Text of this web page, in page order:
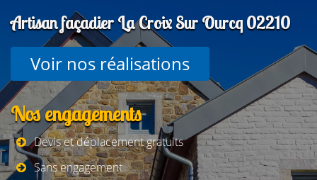
Artisan façadier La Croix Sur Ourcq 02210
Voir nos réalisations
Nos engagements
Devis et déplacement gratuits
Sans engagement